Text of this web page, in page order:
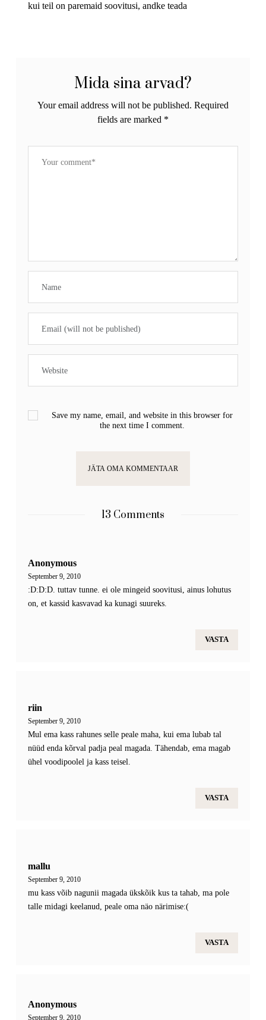
kui teil on paremaid soovitusi, andke teada
Mida sina arvad?
Your email address will not be published. Required
fields are marked *
Save my name, email, and website in this browser for
the next time I comment.
13 Comments
Anonymous
September 9, 2010
:D:D:D. tuttav tunne. ei ole mingeid soovitusi, ainus lohutus
on, et kassid kasvavad ka kunagi suureks.
VASTA
riin
September 9, 2010
Mul ema kass rahunes selle peale maha, kui ema lubab tal
nüüd enda kõrval padja peal magada. Tähendab, ema magab
ühel voodipoolel ja kass teisel.
VASTA
mallu
September 9, 2010
mu kass võib nagunii magada ükskõik kus ta tahab, ma pole
talle midagi keelanud, peale oma näo närimise:(
VASTA
Anonymous
September 9, 2010